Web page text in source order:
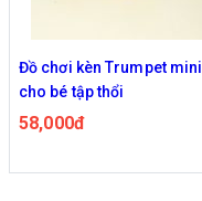
Đồ chơi kèn Trumpet mini
cho bé tập thổi
58,000đ